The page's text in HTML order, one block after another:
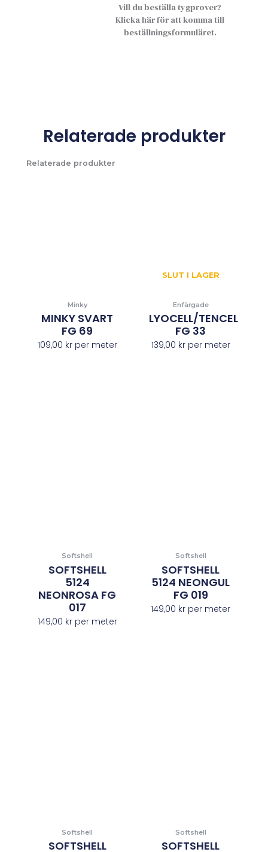
Vill du beställa tygprover?
Klicka här för att komma till
beställningsformuläret.
Relaterade produkter
Relaterade produkter
Minky
MINKY SVART
FG 69
109,00 krper meter
SLUT I LAGER
Enfärgade
LYOCELL/TENCEL
FG 33
139,00 krper meter
Softshell
SOFTSHELL
5124
NEONROSA FG
017
149,00 krper meter
Softshell
SOFTSHELL
5124 NEONGUL
FG 019
149,00 kr per meter
Softshell
SOFTSHELL
Softshell
SOFTSHELL